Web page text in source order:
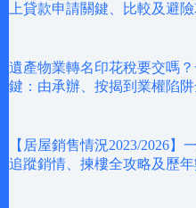
上貸款申請關鍵、比較及避
遺產物業轉名印花稅要交嗎
鍵：由承辦、按揭到業權陷
【居屋銷售情況2023/2026】
追蹤銷情、揀樓全攻略及歷